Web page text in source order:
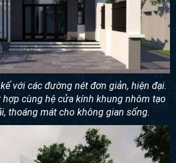
với các đường nét đơn giản, hiện đại.
hợp cùng hệ cửa kính khung nhôm tạo
thoáng mát cho không gian sống.